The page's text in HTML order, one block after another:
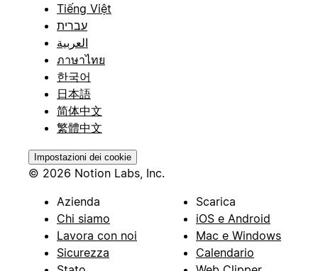
Tiếng Việt
עברית
العربية
ภาษาไทย
한국어
日本語
简体中文
繁體中文
Impostazioni dei cookie
© 2026 Notion Labs, Inc.
Azienda
Chi siamo
Lavora con noi
Sicurezza
Scarica
iOS e Android
Mac e Windows
Calendario